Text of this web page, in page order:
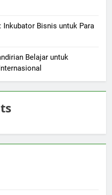
Inkubator Bisnis untuk Para
Belajar untuk